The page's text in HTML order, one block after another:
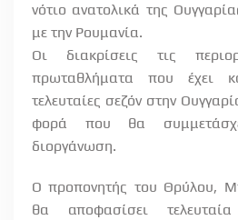
νότιο ανατολικά της
με την Ρουμανία.
Οι διακρίσεις τις
πρωταθλήματα που έχει
τελευταίες σεζόν στην
φορά που θα
διοργάνωση.
Ο προπονητής του Θρύλου,
θα αποφασίσει